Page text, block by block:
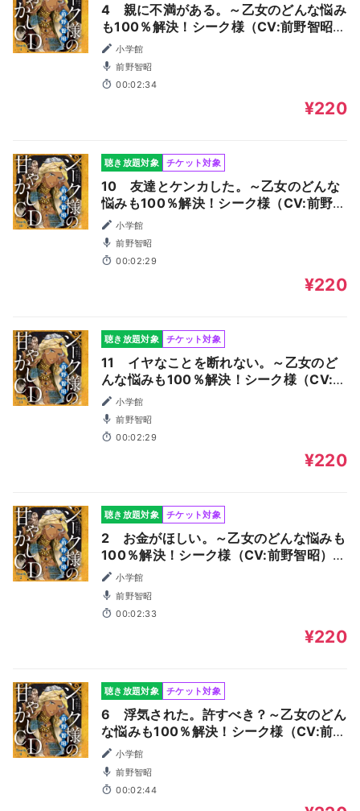
4 親に不満がある。～乙女のどんな悩み
も100％解決！シーク様（CV:前野智昭）
の超絶甘やかしドラマCD～
小学館
前野智昭
00:02:34
¥220
聴き放題対象 チケット対象
10 友達とケンカした。～乙女のどんな
悩みも100％解決！シーク様（CV:前野智
昭）の超絶甘やかしドラマCD～
小学館
前野智昭
00:02:29
¥220
聴き放題対象 チケット対象
11 イヤなことを断れない。～乙女のど
んな悩みも100％解決！シーク様（CV:前
野智昭）の超絶甘やかしドラマCD～
小学館
前野智昭
00:02:29
¥220
聴き放題対象 チケット対象
2 お金がほしい。～乙女のどんな悩みも
100％解決！シーク様（CV:前野智昭）の
超絶甘やかしドラマCD～
小学館
前野智昭
00:02:33
¥220
聴き放題対象 チケット対象
6 浮気された。許すべき？～乙女のどん
な悩みも100％解決！シーク様（CV:前野
智昭）の超絶甘やかしドラマCD～
小学館
前野智昭
00:02:44